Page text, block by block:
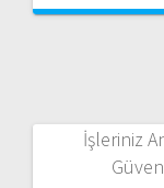
İşleriniz